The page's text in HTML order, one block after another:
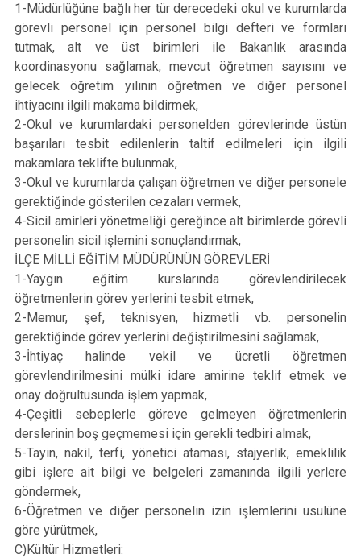
1-Müdürlüğüne bağlı her tür derecedeki okul ve kurumlarda
görevli personel için personel bilgi defteri ve formları
tutmak, alt ve üst birimleri ile Bakanlık arasında
koordinasyonu sağlamak, mevcut öğretmen sayısını ve
gelecek öğretim yılının öğretmen ve diğer personel
ihtiyacını ilgili makama bildirmek,
2-Okul ve kurumlardaki personelden görevlerinde üstün
başarıları tesbit edilenlerin taltif edilmeleri için ilgili
makamlara teklifte bulunmak,
3-Okul ve kurumlarda çalışan öğretmen ve diğer personele
gerektiğinde gösterilen cezaları vermek,
4-Sicil amirleri yönetmeliği gereğince alt birimlerde görevli
personelin sicil işlemini sonuçlandırmak,
İLÇE MİLLİ EĞİTİM MÜDÜRÜNÜN GÖREVLERİ
1-Yaygın eğitim kurslarında görevlendirilecek
öğretmenlerin görev yerlerini tesbit etmek,
2-Memur, şef, teknisyen, hizmetli vb. personelin
gerektiğinde görev yerlerini değiştirilmesini sağlamak,
3-İhtiyaç halinde vekil ve ücretli öğretmen
görevlendirilmesini mülki idare amirine teklif etmek ve
onay doğrultusunda işlem yapmak,
4-Çeşitli sebeplerle göreve gelmeyen öğretmenlerin
derslerinin boş geçmemesi için gerekli tedbiri almak,
5-Tayin, nakil, terfi, yönetici ataması, stajyerlik, emeklilik
gibi işlere ait bilgi ve belgeleri zamanında ilgili yerlere
göndermek,
6-Öğretmen ve diğer personelin izin işlemlerini usulüne
göre yürütmek,
C)Kültür Hizmetleri: